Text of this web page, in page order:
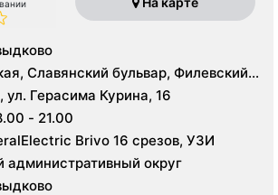
Славянский бульвар, Филевский
ул. Герасима Курина, 16
- 21.00
Brivo 16 срезов, УЗИ
административный округ